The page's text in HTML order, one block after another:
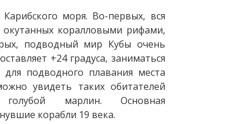
моря. Во-первых, вся
окутанных коралловыми рифами,
подводный мир Кубы очень
+24 градуса, заниматься
подводного плавания места
увидеть таких обитателей
марлин. Основная
корабли 19 века.